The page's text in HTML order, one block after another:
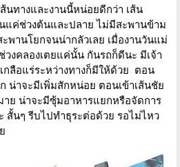
ส้นทางและงานนี้หน่อยดีกว่า เส้น
นแค่ช่วงต้นและปลาย ไม่มีสะพานข้าม
ะพานโยกจนน่ากลัวเลย เมื่องานวันแม่
งคลองเตยแค่นั้น กันรถก็ดีนะ มีเจ้า
ลือแร่ระหว่างทางก็มีให้ด้วย ตอน
น่าจะมีเพิ่มสักหน่อย ตอนเข้าเส้นชัย
ย น่าจะมีซุ้มอาหารแยกหรือจัดการ
นๆ รีบไปทำธุระต่อด้วย รอไม่ไหว